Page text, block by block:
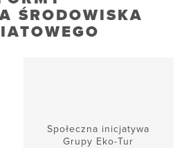
ŚRODOWISKA
Społeczna inicjatywa
Grupy Eko-Tur